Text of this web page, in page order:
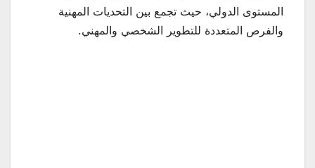
المستوى الدولي، حيث تجمع بين التحديات المهنية
والفرص المتعددة للتطوير الشخصي والمهني.